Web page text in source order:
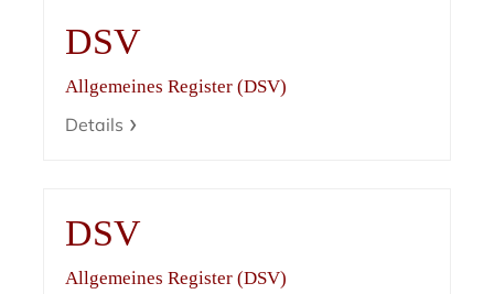
DSV
Allgemeines Register (DSV)
Details
DSV
Allgemeines Register (DSV)